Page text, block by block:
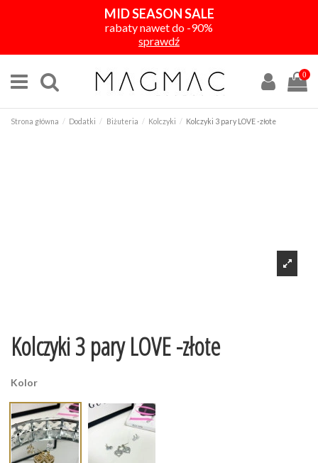
MID SEASON SALE
rabaty nawet do -90%
sprawdź
0
Strona główna Dodatki Biżuteria Kolczyki Kolczyki 3 pary LOVE -złote
Kolczyki 3 pary LOVE -złote
Kolor